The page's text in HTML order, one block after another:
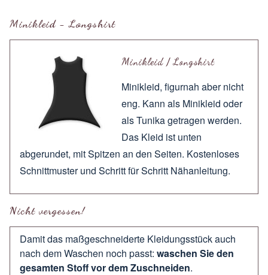
Minikleid - Longshirt
Minikleid / Longshirt
Minikleid, figurnah aber nicht
eng. Kann als Minikleid oder
als Tunika getragen werden.
Das Kleid ist unten
abgerundet, mit Spitzen an den Seiten. Kostenloses
Schnittmuster und Schritt für Schritt Nähanleitung.
Nicht vergessen!
Damit das maßgeschneiderte Kleidungsstück auch
nach dem Waschen noch passt: waschen Sie den
gesamten Stoff vor dem Zuschneiden.